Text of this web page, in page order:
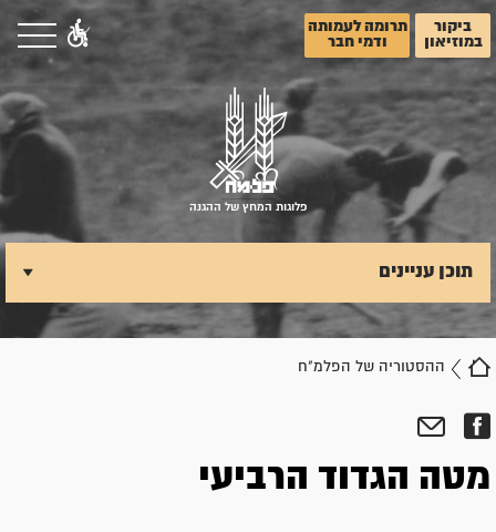
ביקור
במוזיאון
תרומה לעמותה
ודמי חבר
פלוגות המחץ של ההגנה
ההסטוריה של הפלמ"ח
תוכן עניינים
מטה הגדוד הרביעי